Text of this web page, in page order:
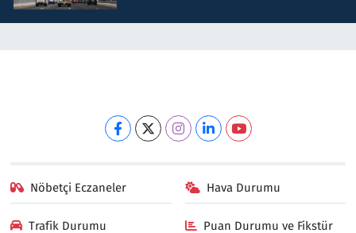
Nöbetçi Eczaneler Hava Durumu
Trafik Durumu Puan Durumu ve Fikstür